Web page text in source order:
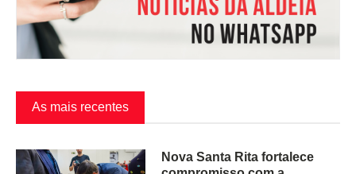
As mais recentes
Nova Santa Rita fortalece